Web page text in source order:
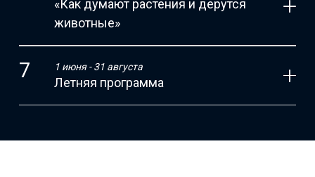
«Как думают растения и дерутся
животные»
1 июня - 31 августа
Летняя программа